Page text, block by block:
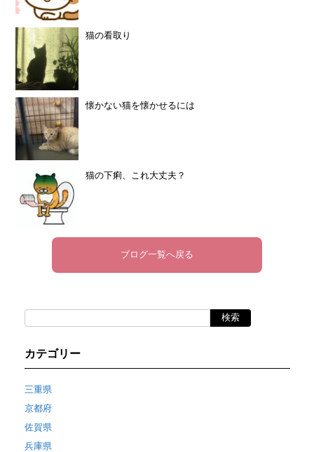
猫の看取り
懐かない猫を懐かせるには
猫の下痢、これ大丈夫？
ブログ一覧へ戻る
カテゴリー
三重県
京都府
佐賀県
兵庫県